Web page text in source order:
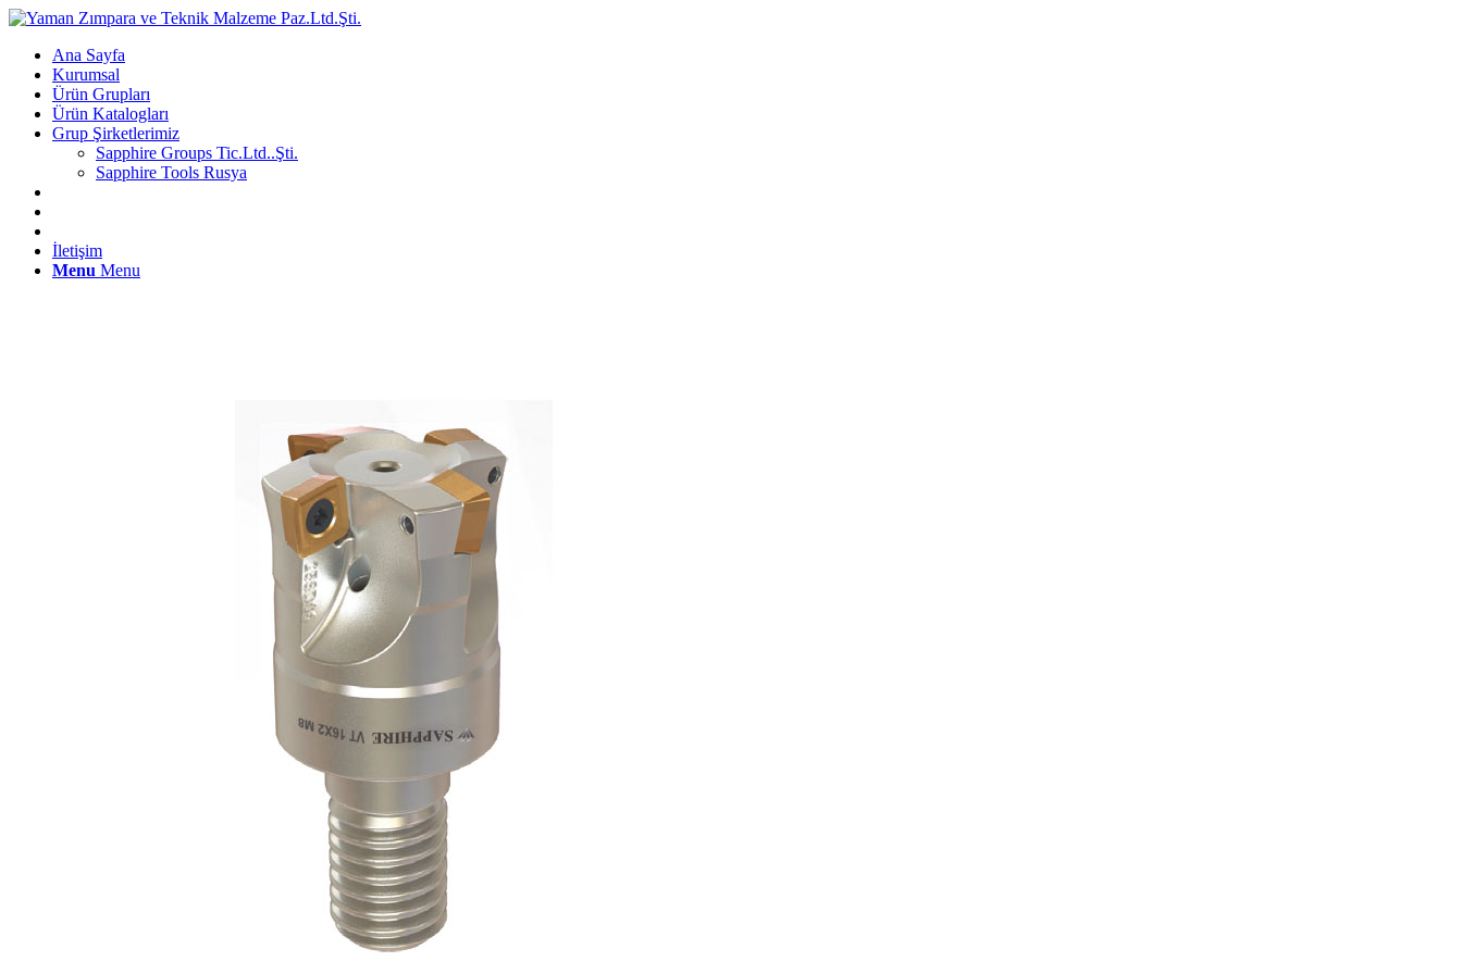
Ana Sayfa
Kurumsal
Ürün Grupları
Ürün Katalogları
Grup Şirketlerimiz
Sapphire Groups Tic.Ltd..Şti.
Sapphire Tools Rusya
İletişim
Menu Menu